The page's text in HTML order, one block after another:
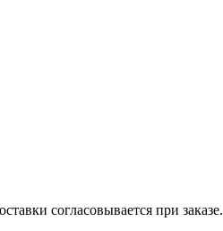
согласовывается при заказе.